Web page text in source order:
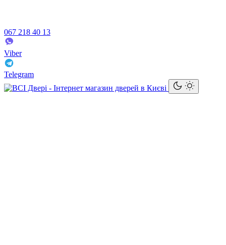
067 218 40 13
Viber
Telegram